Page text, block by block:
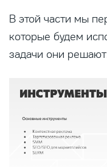
В этой части мы
которые будем
задачи они